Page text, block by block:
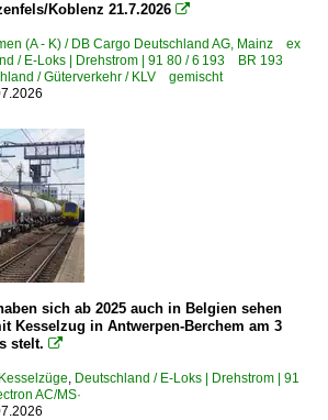
(Oberbayern)
Koblenz 21.7.2026 
(A - K) / DB Cargo Deutschland AG, Mainz ex
/ E-Loks | Drehstrom | 91 80 / 6 193 BR 193
/ Güterverkehr / KLV gemischt
sich ab 2025 auch in Belgien sehen
Kesselzug in Antwerpen-Berchem am 3
stelt. 
, Deutschland / E-Loks | Drehstrom | 91
AC/MS·